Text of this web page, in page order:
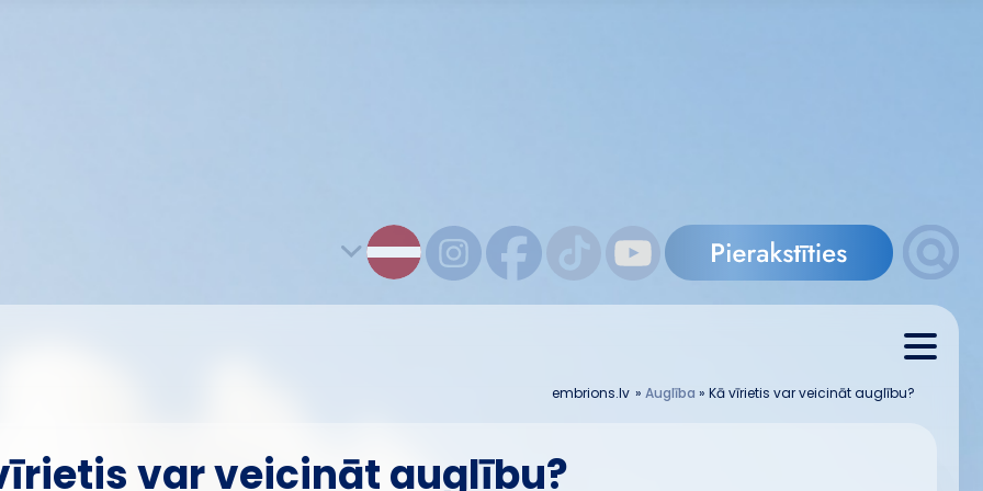
embrions.lv » Auglība » Kā vīrietis var veicināt auglību?
var veicināt auglību?